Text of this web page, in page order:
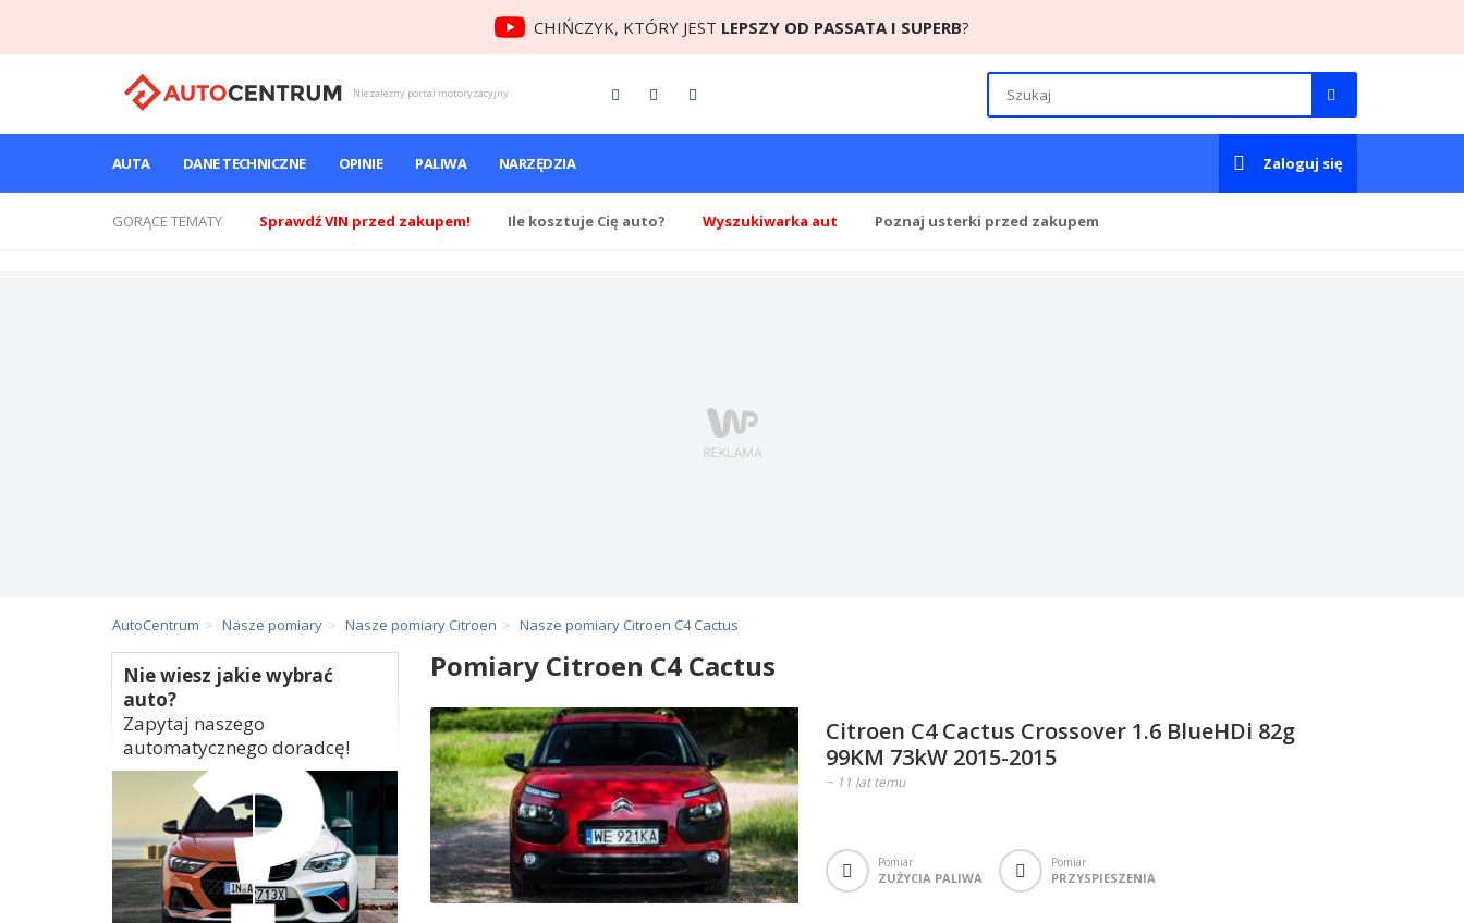
CHIŃCZYK, KTÓRY JEST LEPSZY OD PASSATA I SUPERB?
Niezależny portal motoryzacyjny
AUTA DANE TECHNICZNE OPINIE PALIWA NARZĘDZIA Zaloguj się
GORĄCE TEMATY Sprawdź VIN przed zakupem! Ile kosztuje Cię auto? Wyszukiwarka aut Poznaj usterki przed zakupem
AutoCentrum Nasze pomiary Nasze pomiary Citroen Nasze pomiary Citroen C4 Cactus
Pomiary Citroen C4 Cactus
Citroen C4 Cactus Crossover 1.6 BlueHDi 82g
99KM 73kW 2015-2015
~ 11 lat temu
Pomiar
ZUŻYCIA PALIWA
Pomiar
PRZYSPIESZENIA
Nie wiesz jakie wybrać
auto?
Zapytaj naszego
automatycznego doradcę!